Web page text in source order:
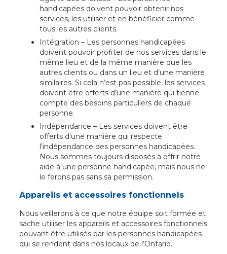
handicapées doivent pouvoir obtenir nos
services, les utiliser et en bénéficier comme
tous les autres clients.
Intégration – Les personnes handicapées
doivent pouvoir profiter de nos services dans le
même lieu et de la même manière que les
autres clients ou dans un lieu et d’une manière
similaires. Si cela n’est pas possible, les services
doivent être offerts d’une manière qui tienne
compte des besoins particuliers de chaque
personne.
Indépendance – Les services doivent être
offerts d’une manière qui respecte
l’indépendance des personnes handicapées.
Nous sommes toujours disposés à offrir notre
aide à une personne handicapée, mais nous ne
le ferons pas sans sa permission.
Appareils et accessoires fonctionnels
Nous veillerons à ce que notre équipe soit formée et
sache utiliser les appareils et accessoires fonctionnels
pouvant être utilisés par les personnes handicapées
qui se rendent dans nos locaux de l’Ontario.